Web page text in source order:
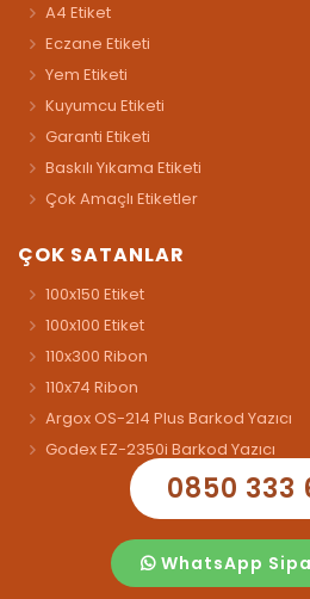
A4 Etiket
Eczane Etiketi
Yem Etiketi
Kuyumcu Etiketi
Garanti Etiketi
Baskılı Yıkama Etiketi
Çok Amaçlı Etiketler
ÇOK SATANLAR
100x150 Etiket
100x100 Etiket
110x300 Ribon
110x74 Ribon
Argox OS-214 Plus Barkod Yazıcı
Godex EZ-2350i Barkod Yazıcı
0850 333
WhatsApp